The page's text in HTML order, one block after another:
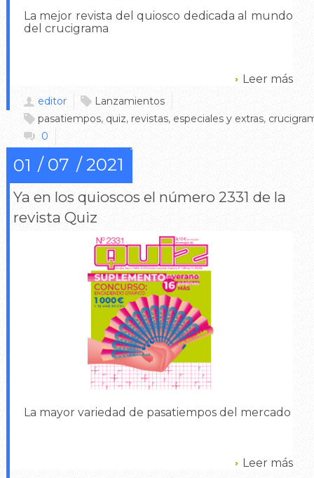
La mejor revista del quiosco dedicada al mundo
del crucigrama
Leer más
editor
Lanzamientos
pasatiempos, quiz, revistas, especiales y extras,
0
01 07 2021
Ya en los quioscos el número 2331 de la
revista Quiz
La mayor variedad de pasatiempos del mercado
Leer más